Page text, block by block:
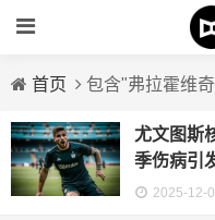
首页 包含"弗拉霍维
尤文图斯
季伤病引
2025-12-